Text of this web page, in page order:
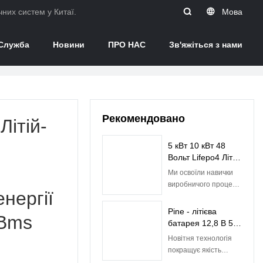
систем у Китаї. Мова
Новини ПРО НАС
Зв'яжіться з нами
Рекомендовано
5 кВт 10 кВт 48
Вольт Lifepo4 Літій-
іонна
акумуляторна
Сосна
Ми освоїли навички
виробничого процесу
енергії 5 кВт 10 кВт
Lifepo4 батареї 48 В
акумуляторної
батареї з вбудованим
Pine - літієва
батарея 12,8 В 50
Ач Батареї Lifepo4
для свинцево-
Новітня технологія
покращує якість